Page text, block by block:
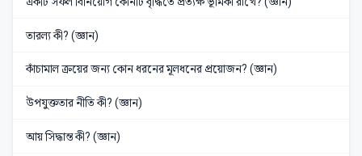
তারল্য কী? (জ্ঞান)
কাঁচামাল ক্রয়ের জন্য কোন ধরনের মূলধনের প্রয়োজন? (জ্ঞান)
উপযুক্ততার নীতি কী? (জ্ঞান)
আয় সিদ্ধান্ত কী? (জ্ঞান)